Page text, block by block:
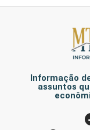
Informação
assuntos